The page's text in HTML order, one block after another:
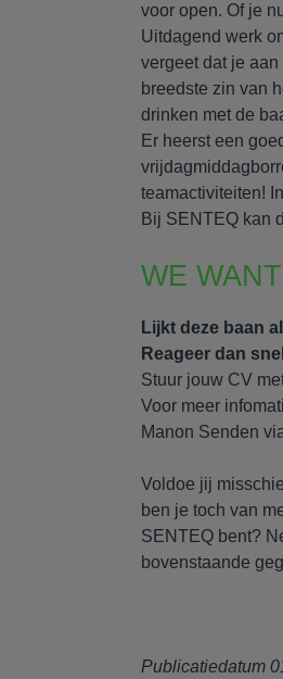
voor open. Of je
Uitdagend werk
vergeet dat je aan
breedste zin van
drinken met de
Er heerst een
teamactiviteiten!
Bij SENTEQ kan
WE
Lijkt deze baan
Reageer dan snel
Stuur jouw CV
Voor meer
Manon Senden
Voldoe jij
ben je toch van
SENTEQ bent?
bovenstaande
Publicatiedatum